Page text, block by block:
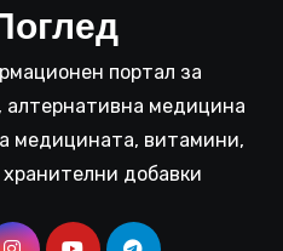
портал за
алтернативна медицина
медицината, витамини,
добавки